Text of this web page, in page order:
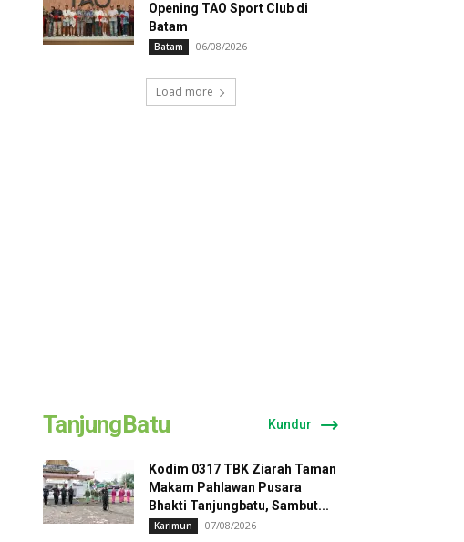
Opening TAO Sport Club di
Batam
Batam 06/08/2026
Load more
TanjungBatu Kundur
Kodim 0317 TBK Ziarah Taman
Makam Pahlawan Pusara
Bhakti Tanjungbatu, Sambut...
Karimun 07/08/2026